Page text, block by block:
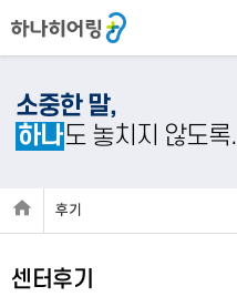
소중한 말,
하나도 놓치지 않도록.
후기
센터후기